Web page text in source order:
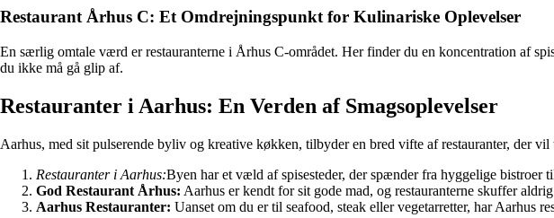
Restaurant Århus C: Et Omdrejningspunkt for Kulinariske Oplevelser
En særlig omtale værd er restauranterne i Århus C-området. Her finder du en koncentration af
du ikke må gå glip af.
Restauranter i Aarhus: En Verden af Smagsoplevelser
Aarhus, med sit pulserende byliv og kreative køkken, tilbyder en bred vifte af restauranter, der
Restauranter i Aarhus:Byen har et væld af spisesteder, der spænder fra hyggelige bistroer
God Restaurant Århus: Aarhus er kendt for sit gode mad, og restauranterne skuffer
Aarhus Restauranter: Uanset om du er til seafood, steak eller vegetarretter, har Aarhus